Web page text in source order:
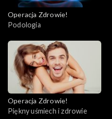
Operacja Zdrowie!
Podologia
Operacja Zdrowie!
Piękny uśmiech i zdrowie